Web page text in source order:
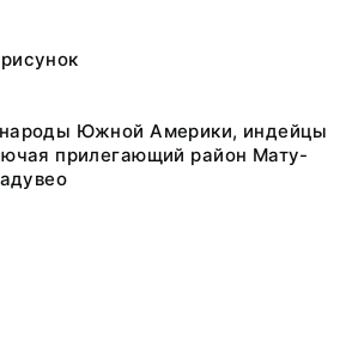
Южной Америки, индейцы
прилегающий район Мату-